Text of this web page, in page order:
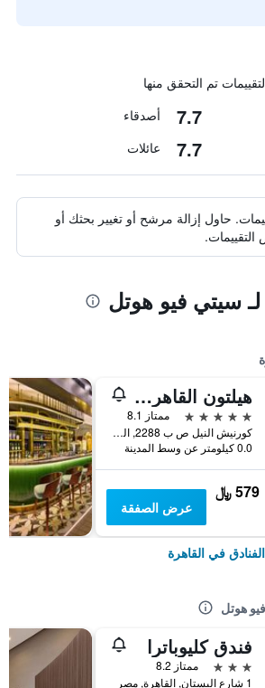
7.7 أصدقاء
7.7 عائلات
حاول إزالة مرشح أو تغيير بحثك أو
سيتي فيو هوتل
هيلتون القاهرة جراند نايل
5 نجوم
ممتاز 8.1
كورنيش النيل ص ب 2288, القاهرة, مصر
0.0 كيلومتر عن وسط المدينة
579 ﷼
عرض الصفقة
في القاهرة
هوتل
فندق كليوباترا
3 نجوم
ممتاز 8.2
1 شارع البستان, القاهرة, مصر